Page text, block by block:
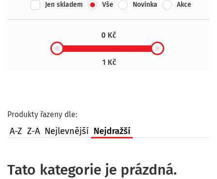
Jen skladem Vše Novinka Akce
0 Kč
1 Kč
Produkty řazeny dle:
A-Z Z-A Nejlevnější Nejdražší
Tato kategorie je prázdná.